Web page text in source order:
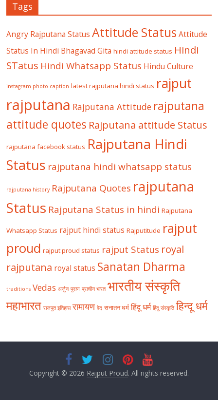
Tags
Angry Rajputana Status Attitude Status Attitude
Status In Hindi Bhagavad Gita hindi attitude status Hindi
STatus Hindi Whatsapp Status Hindu Culture
instagram photo caption latest rajputana hindi status rajput
rajputana Rajputana Attitude rajputana
attitude quotes Rajputana attitude Status
rajputana facebook status Rajputana Hindi
Status rajputana hindi whatsapp status
rajputana history Rajputana Quotes rajputana
Status Rajputana Status in hindi Rajputana
Whatsapp Status rajput hindi status Rajputitude rajput
proud rajput proud status rajput Status royal
rajputana royal status Sanatan Dharma
traditions Vedas अर्जुन पुराण प्राचीन भारत भारतीय संस्कृति
महाभारत राजपूत इतिहास रामायण वेद सनातन धर्म हिंदू धर्म हिंदू संस्कृति हिन्दू धर्म
Copyright © 2026 Rajput Proud. All rights reserved.